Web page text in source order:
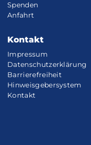
Spenden
Anfahrt
Kontakt
Impressum
Datenschutzerklärung
Barrierefreiheit
Hinweisgebersystem
Kontakt